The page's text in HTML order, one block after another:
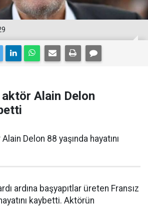
aktör Alain Delon
Delon 88 yaşında hayatını
ardına başyapıtlar üreten Fransız
kaybetti. Aktörün